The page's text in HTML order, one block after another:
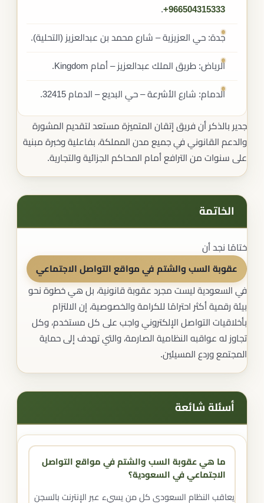
‎+966504315333
.
جدة: حي العزيزية – شارع محمد بن عبدالعزيز (التحلية).
الرياض: طريق الملك عبدالعزيز – أمام Kingdom.
الدمام: شارع الأشرعة – حي البديع – الدمام 32415.
جدير بالذكر أن فريق إتقان المتميزة مستعد لتقديم المشورة
والدعم القانوني في جميع مدن المملكة، بفاعلية وخبرة مبنية
على سنوات من الترافع أمام المحاكم الجزائية والتجارية.
الخاتمة
ختامًا نجد أن
عقوبة السب والشتم في مواقع التواصل الاجتماعي
في السعودية ليست مجرد عقوبة قانونية، بل هي خطوة نحو
بيئة رقمية أكثر احترامًا للكرامة والخصوصية، إن الالتزام
بأخلاقيات التواصل الإلكتروني واجب على كل مستخدم، وكل
تجاوز له عواقبه النظامية الصارمة، والتي تهدف إلى حماية
المجتمع وردع المسيئين.
أسئلة شائعة
ما هي عقوبة السب والشتم في مواقع التواصل
الاجتماعي في السعودية؟
يعاقب النظام السعودي كل من يسيء عبر الإنترنت بالسجن